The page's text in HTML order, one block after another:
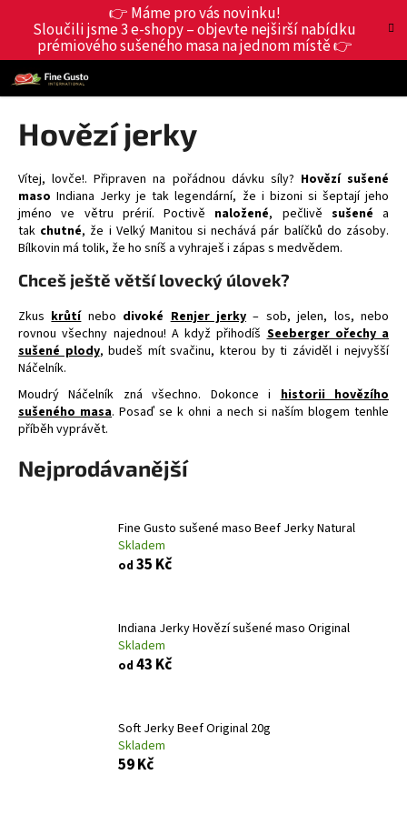
👉 Máme pro vás novinku!
Sloučili jsme 3 e-shopy – objevte nejširší nabídku
prémiového sušeného masa na jednom místě 👉
HledatPřihlášení
Hovězí jerky
Vítej, lovče!. Připraven na pořádnou dávku síly? Hovězí sušené
maso Indiana Jerky je tak legendární, že i bizoni si šeptají jeho
jméno ve větru prérií. Poctivě naložené, pečlivě sušené a
tak chutné, že i Velký Manitou si nechává pár balíčků do zásoby.
Bílkovin má tolik, že ho sníš a vyhraješ i zápas s medvědem.
Chceš ještě větší lovecký úlovek?
Zkus krůtí nebo divoké Renjer jerky – sob, jelen, los, nebo
rovnou všechny najednou! A když přihodíš Seeberger ořechy a
sušené plody, budeš mít svačinu, kterou by ti záviděl i nejvyšší
Náčelník.
Moudrý Náčelník zná všechno. Dokonce i historii hovězího
sušeného masa. Posaď se k ohni a nech si naším blogem tenhle
příběh vyprávět.
Nejprodávanější
Fine Gusto sušené maso Beef Jerky Natural
Skladem
od 35 Kč
Indiana Jerky Hovězí sušené maso Original
Skladem
od 43 Kč
Soft Jerky Beef Original 20g
Skladem
59 Kč
š
k
Zpět
Zpět
C
o
p
o
t
ř
e
u
j
e
t
e
n
a
j
í